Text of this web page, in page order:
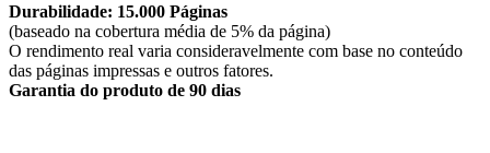
Durabilidade: 15.000 Páginas
(baseado na cobertura média de 5% da página)
O rendimento real varia consideravelmente com base no conteúdo
das páginas impressas e outros fatores.
Garantia do produto de 90 dias